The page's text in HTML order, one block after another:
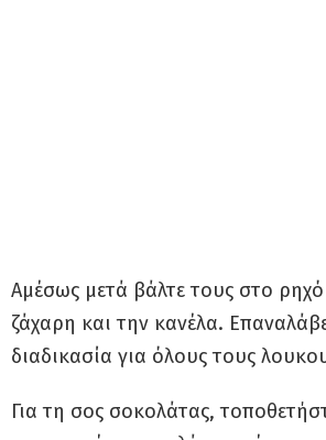
Αμέσως μετά βάλτε τους στο
ζάχαρη και την κανέλα.
διαδικασία για όλους τους
Για τη σος σοκολάτας,